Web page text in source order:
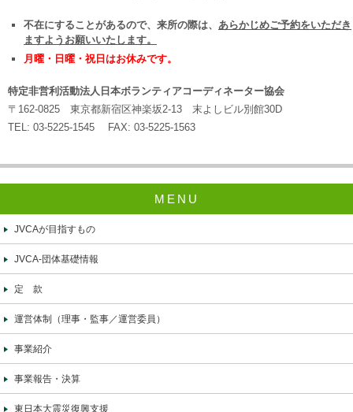
不在にすることがあるので、来所の際は、 あらかじめご予約をいただき
ますようお願いいたします。
月曜・日曜・祝日はお休みです。
特定非営利活動法人日本ボランティアコーディネーター協会
〒162-0825 東京都新宿区神楽坂2-13 末よしビル別館30D
TEL: 03-5225-1545 FAX: 03-5225-1563
MENU
JVCAが目指すもの
JVCA-団体基礎情報
定 款
運営体制（理事・監事／運営委員）
事業紹介
事業報告・決算
東日本大震災復興支援